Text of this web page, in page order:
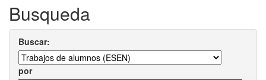
Busqueda
Buscar:
por